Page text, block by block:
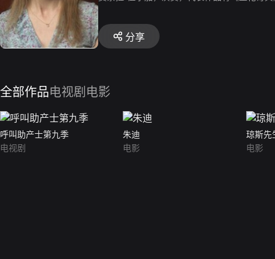
分享
全部作品电视剧 电影
呼叫助产士第九季
电视剧
朱迪
电影
琼斯先
电影